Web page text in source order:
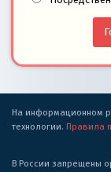
На информационном
технологии. Правила
В России запрещены